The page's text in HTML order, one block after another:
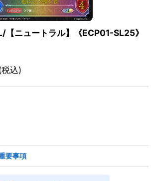
【ニュートラル】《ECP01-SL25》
税込)
要事項